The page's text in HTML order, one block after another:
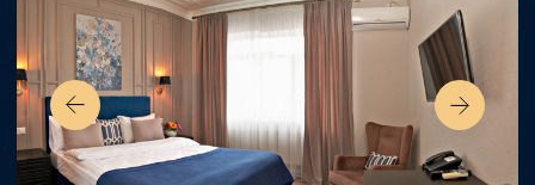
guest@hitrovkahotel.com
+7 (926) 272-22-44
gm@hitrovkahotel.com
ГЕНЕРАЛЬНЫЙ МЕНЕДЖЕР ОТЕЛЯ:
ПОЧТА УЧРЕДИТЕЛЯ: